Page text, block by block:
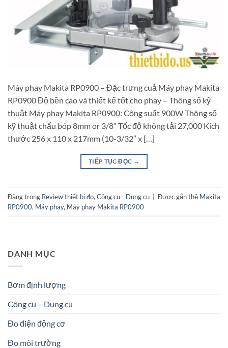
Máy phay Makita RP0900 – Đặc trưng cuả Máy phay Makita
RP0900 Độ bền cao và thiết kế tốt cho phay – Thông số kỹ
thuật Máy phay Makita RP0900: Công suất 900W Thông số
kỹ thuật chấu bóp 8mm or 3/8″ Tốc độ không tải 27,000 Kích
thước 256 x 110 x 217mm (10-3/32″ x […]
TIẾP TỤC ĐỌC →
Đăng trong Review thiết bị đo, Công cụ - Dụng cụ | Được gắn thẻ Makita
RP0900, Máy phay, Máy phay Makita RP0900
DANH MỤC
Bơm định lượng
Công cụ – Dụng cụ
Đo điện động cơ
Đo môi trường